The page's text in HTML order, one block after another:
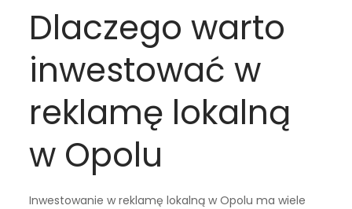
Dlaczego warto
inwestować w
reklamę lokalną
w Opolu
Inwestowanie w reklamę lokalną w Opolu ma wiele